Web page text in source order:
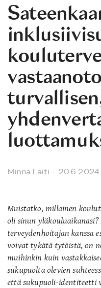
Minna Laiti – 20.6.2024
Muistatko, millainen
oli sinun yläkouluaikanasi?
terveydenhoitajan kanssa
voivat tykätä tytöistä, on
muihinkin kuin
sukupuolta olevien
että sukupuoli-identiteetti